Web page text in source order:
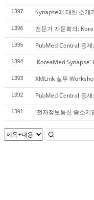
1397 Synapse에 대한 소
1396 전문가 자문회의:
1395 PubMed Central 등
1394 'KoreaMed Synapse'
1393 XMLink 실무
1392 PubMed Central 등
1391 '전자정보통신 중소기